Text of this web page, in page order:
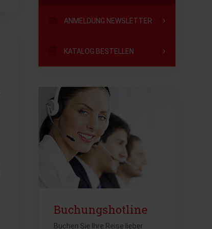
ANMELDUNG NEWSLETTER
KATALOG BESTELLEN
Buchungshotline
Buchen Sie Ihre Reise lieber